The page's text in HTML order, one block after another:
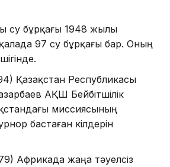
су бұрқағы 1948 жылы
97 су бұрқағы бар. Оның
Қазақстан Республикасы
АҚШ Бейбітшілік
миссиясының
бастаған өкілдерін
Африкада жаңа тәуелсіз